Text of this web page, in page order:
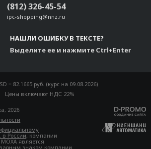
(812) 326-45-54
ipc-shopping@nnz.ru
НАШЛИ ОШИБКУ В ТЕКСТЕ?
Выделите ее и нажмите Ctrl+Enter
= 82.1665 руб. (курс на 09.08.2026)
Цены включают НДС 22%
2026
в России, компании
является
знаком компании